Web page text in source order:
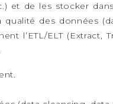
et de les stocker
qualité des données
l’ETL/ELT